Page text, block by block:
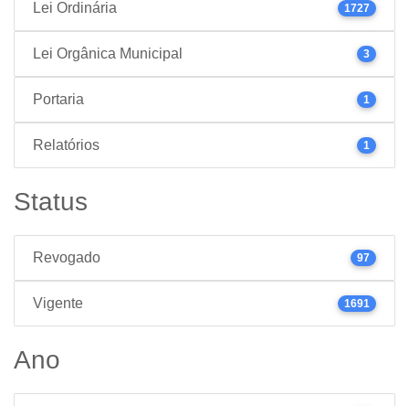
Lei Ordinária 1727
Lei Orgânica Municipal 3
Portaria 1
Relatórios 1
Status
Revogado 97
Vigente 1691
Ano